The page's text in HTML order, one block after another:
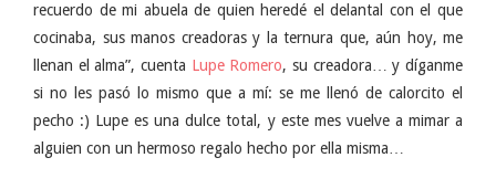
recuerdo de mi abuela de quien heredé el delantal con el que
cocinaba, sus manos creadoras y la ternura que, aún hoy, me
llenan el alma”, cuenta Lupe Romero, su creadora… y díganme
si no les pasó lo mismo que a mí: se me llenó de calorcito el
pecho :) Lupe es una dulce total, y este mes vuelve a mimar a
alguien con un hermoso regalo hecho por ella misma…